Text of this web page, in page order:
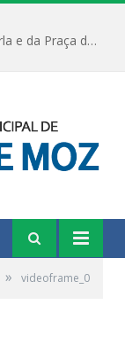
Últimos detalhes para a entrega da nova Orla e da Praça do Praião
» videoframe_0